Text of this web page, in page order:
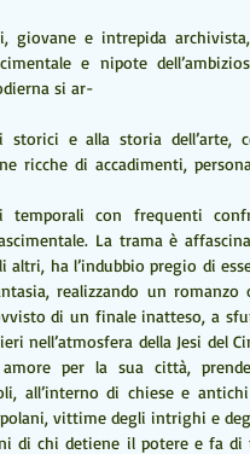
giovane e intrepida
e nipote
si ar-
e alla storia dell’arte,
ricche di accadimenti,
con frequenti
La trama è
ha l’indubbio pregio di
realizzando un romanzo
di un finale inatteso, a
nell’atmosfera della Jesi del
per la sua città,
all’interno di chiese e
vittime degli intrighi e
di chi detiene il potere e fa